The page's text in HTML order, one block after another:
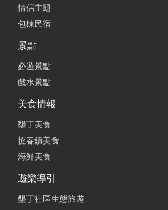
情侶主題
包棟民宿
景點
必遊景點
戲水景點
美食情報
墾丁美食
恆春鎮美食
海鮮美食
遊樂導引
墾丁社區生態旅遊